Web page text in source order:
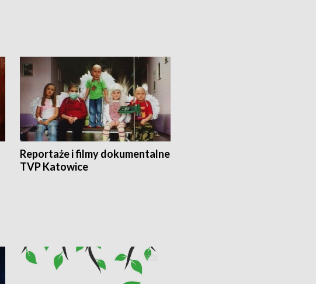
Reportaże i filmy dokumentalne
TVP Katowice